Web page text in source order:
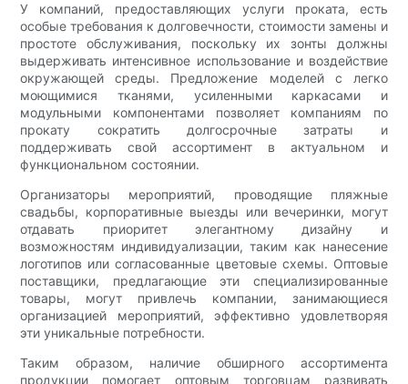
У компаний, предоставляющих услуги проката, есть
особые требования к долговечности, стоимости замены и
простоте обслуживания, поскольку их зонты должны
выдерживать интенсивное использование и воздействие
окружающей среды. Предложение моделей с легко
моющимися тканями, усиленными каркасами и
модульными компонентами позволяет компаниям по
прокату сократить долгосрочные затраты и
поддерживать свой ассортимент в актуальном и
функциональном состоянии.
Организаторы мероприятий, проводящие пляжные
свадьбы, корпоративные выезды или вечеринки, могут
отдавать приоритет элегантному дизайну и
возможностям индивидуализации, таким как нанесение
логотипов или согласованные цветовые схемы. Оптовые
поставщики, предлагающие эти специализированные
товары, могут привлечь компании, занимающиеся
организацией мероприятий, эффективно удовлетворяя
эти уникальные потребности.
Таким образом, наличие обширного ассортимента
продукции помогает оптовым торговцам развивать